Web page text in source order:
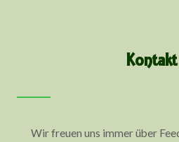
Kontakt
Wir freuen uns immer über